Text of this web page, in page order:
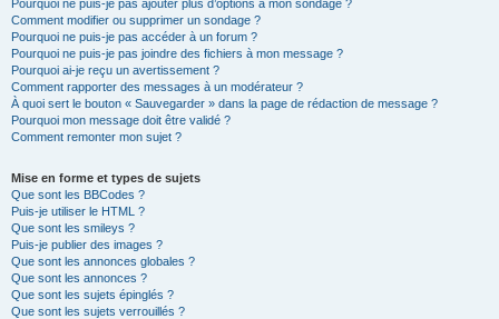
Pourquoi ne puis-je pas ajouter plus d’options à mon sondage ?
Comment modifier ou supprimer un sondage ?
Pourquoi ne puis-je pas accéder à un forum ?
Pourquoi ne puis-je pas joindre des fichiers à mon message ?
Pourquoi ai-je reçu un avertissement ?
Comment rapporter des messages à un modérateur ?
À quoi sert le bouton « Sauvegarder » dans la page de rédaction de message ?
Pourquoi mon message doit être validé ?
Comment remonter mon sujet ?
Mise en forme et types de sujets
Que sont les BBCodes ?
Puis-je utiliser le HTML ?
Que sont les smileys ?
Puis-je publier des images ?
Que sont les annonces globales ?
Que sont les annonces ?
Que sont les sujets épinglés ?
Que sont les sujets verrouillés ?